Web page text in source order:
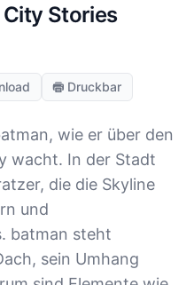
Stories
Druckbar
wie er über den
wacht. In der Stadt
die die Skyline
und
batman steht
sein Umhang